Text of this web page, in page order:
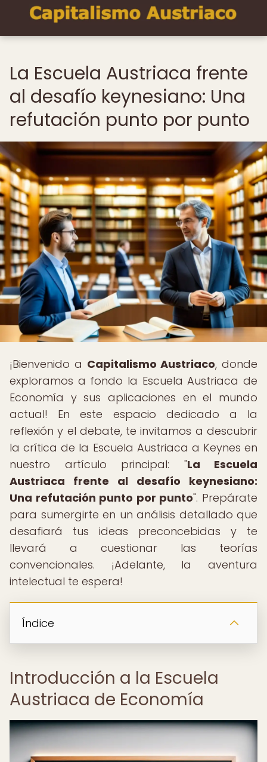
La Escuela Austriaca frente
al desafío keynesiano: Una
refutación punto por punto
¡Bienvenido a Capitalismo Austriaco, donde
exploramos a fondo la Escuela Austriaca de
Economía y sus aplicaciones en el mundo
actual! En este espacio dedicado a la
reflexión y el debate, te invitamos a descubrir
la crítica de la Escuela Austriaca a Keynes en
nuestro artículo principal: "La Escuela
Austriaca frente al desafío keynesiano:
Una refutación punto por punto". Prepárate
para sumergirte en un análisis detallado que
desafiará tus ideas preconcebidas y te
llevará a cuestionar las teorías
convencionales. ¡Adelante, la aventura
intelectual te espera!
Índice
Introducción a la Escuela
Austriaca de Economía